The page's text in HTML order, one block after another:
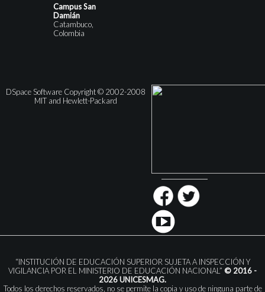
Campus San
Damián
Catambuco,
Colombia
DSpace Software Copyright © 2002-2008
MIT and Hewlett-Packard
“INSTITUCIÓN DE EDUCACIÓN SUPERIOR SUJETA A INSPECCIÓN Y
VIGILANCIA POR EL MINISTERIO DE EDUCACIÓN NACIONAL” © 2016 -
2026 UNICESMAG.
Todos los derechos reservados, no se permite la copia y uso de ninguna parte de